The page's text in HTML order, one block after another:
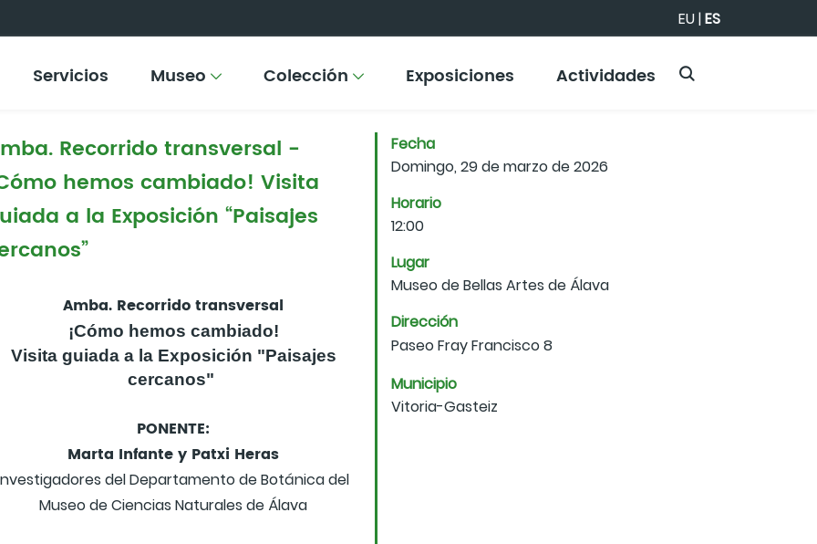
EU|ES
Servicios Museo Colección Exposiciones Actividades
Recorrido transversal -
hemos cambiado! Visita
a la Exposición “Paisajes
Amba. Recorrido transversal
¡Cómo hemos cambiado!
Visita guiada a la Exposición "Paisajes
cercanos"
PONENTE:
Marta Infante y Patxi Heras
del Departamento de Botánica del
Museo de Ciencias Naturales de Álava
Fecha
Domingo, 29 de marzo de 2026
Horario
12:00
Lugar
Museo de Bellas Artes de Álava
Dirección
Paseo Fray Francisco 8
Municipio
Vitoria-Gasteiz